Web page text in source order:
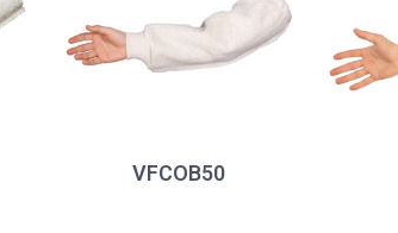
VFCOB50